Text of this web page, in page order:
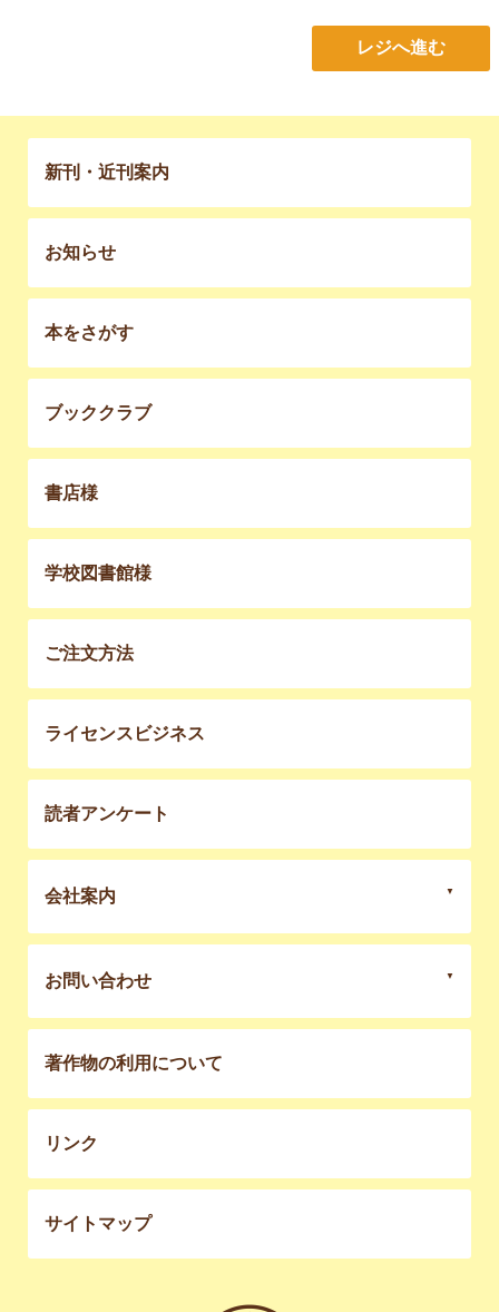
レジへ進む
新刊・近刊案内
お知らせ
本をさがす
ブッククラブ
書店様
学校図書館様
ご注文方法
ライセンスビジネス
読者アンケート
会社案内
お問い合わせ
著作物の利用について
リンク
サイトマップ